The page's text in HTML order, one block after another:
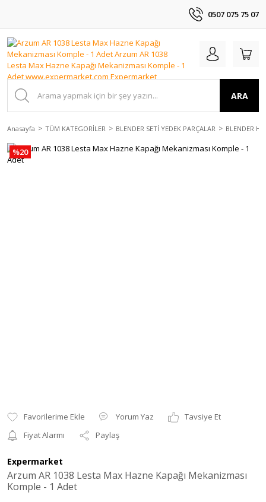
0507 075 75 07
ARA
Anasayfa TÜM KATEGORİLER BLENDER SETİ YEDEK PARÇALAR BLENDER
%20
Yorum Yaz
Tavsiye Et
Fiyat Alarmı
Paylaş
Expermarket
Arzum AR 1038 Lesta Max Hazne Kapağı Mekanizması
Komple - 1 Adet